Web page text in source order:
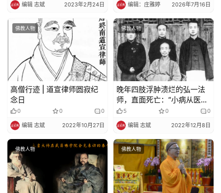
政
策
免
责
声
明
编辑 志斌 2023年2月24日 编辑：庄雅婷 2026年7月16日
佛教人物
高僧行迹 | 道宣律师圆寂纪
念日
0 0 0
编辑 志斌 2022年10月27日
佛教人物
晚年四肢浮肿溃烂的弘一法
师，直面死亡：“小病从医，
大病从死”
5 0 0
编辑 志斌 2022年12月8日
佛教人物 佛教人物